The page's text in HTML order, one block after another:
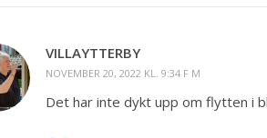
VILLAYTTERBY
NOVEMBER 20, 2022 KL. 9:34 F M
Det har inte dykt upp om flytten i